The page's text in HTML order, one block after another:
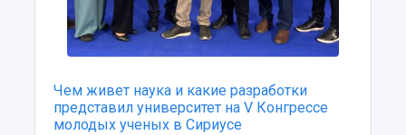
Чем живет наука и какие разработки
представил университет на V Конгрессе
молодых ученых в Сириусе